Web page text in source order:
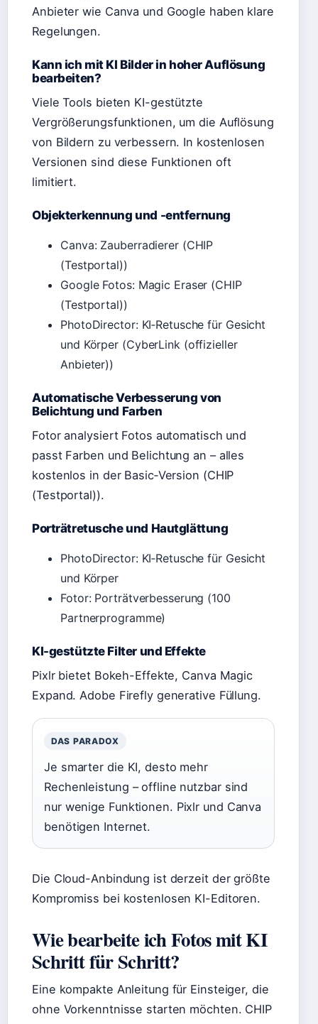
Anbieter wie Canva und Google haben klare
Regelungen.
Kann ich mit KI Bilder in hoher Auflösung
bearbeiten?
Viele Tools bieten KI-gestützte
Vergrößerungsfunktionen, um die Auflösung
von Bildern zu verbessern. In kostenlosen
Versionen sind diese Funktionen oft
limitiert.
Objekterkennung und -entfernung
Canva: Zauberradierer (CHIP
(Testportal))
Google Fotos: Magic Eraser (CHIP
(Testportal))
PhotoDirector: KI‑Retusche für Gesicht
und Körper (CyberLink (offizieller
Anbieter))
Automatische Verbesserung von
Belichtung und Farben
Fotor analysiert Fotos automatisch und
passt Farben und Belichtung an – alles
kostenlos in der Basic‑Version (CHIP
(Testportal)).
Porträtretusche und Hautglättung
PhotoDirector: KI‑Retusche für Gesicht
und Körper
Fotor: Porträtverbesserung (100
Partnerprogramme)
KI-gestützte Filter und Effekte
Pixlr bietet Bokeh-Effekte, Canva Magic
Expand. Adobe Firefly generative Füllung.
DAS PARADOX
Je smarter die KI, desto mehr
Rechenleistung – offline nutzbar sind
nur wenige Funktionen. Pixlr und Canva
benötigen Internet.
Die Cloud-Anbindung ist derzeit der größte
Kompromiss bei kostenlosen KI-Editoren.
Wie bearbeite ich Fotos mit KI
Schritt für Schritt?
Eine kompakte Anleitung für Einsteiger, die
ohne Vorkenntnisse starten möchten. CHIP